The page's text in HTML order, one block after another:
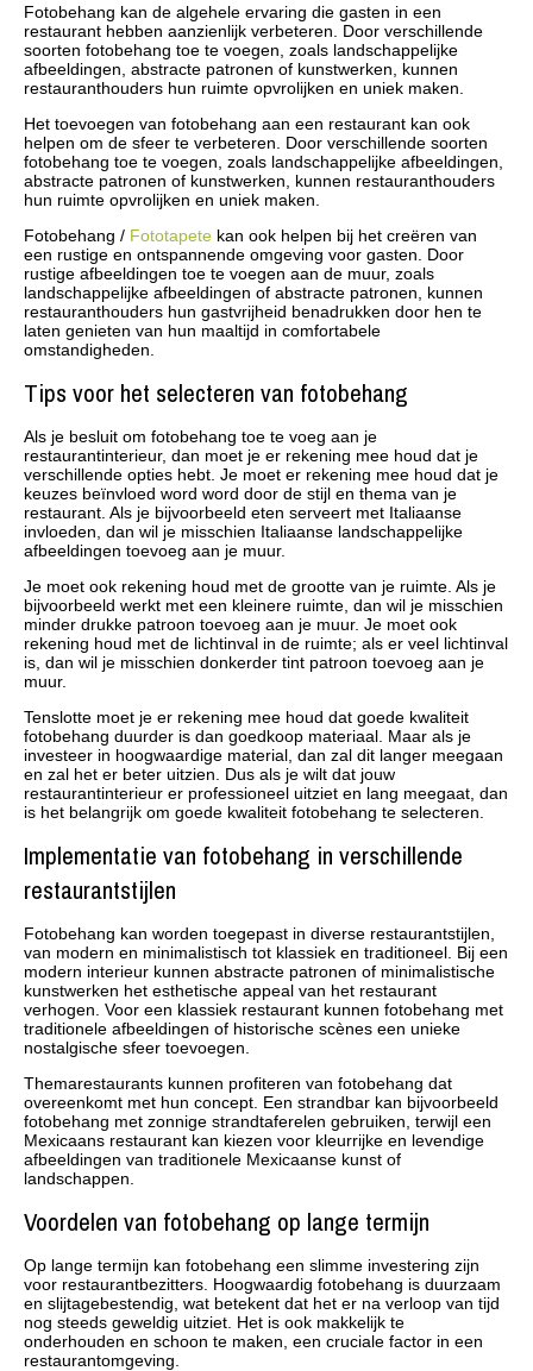
Fotobehang kan de algehele ervaring die gasten in een
restaurant hebben aanzienlijk verbeteren. Door verschillende
soorten fotobehang toe te voegen, zoals landschappelijke
afbeeldingen, abstracte patronen of kunstwerken, kunnen
restauranthouders hun ruimte opvrolijken en uniek maken.
Het toevoegen van fotobehang aan een restaurant kan ook
helpen om de sfeer te verbeteren. Door verschillende soorten
fotobehang toe te voegen, zoals landschappelijke afbeeldingen,
abstracte patronen of kunstwerken, kunnen restauranthouders
hun ruimte opvrolijken en uniek maken.
Fotobehang / Fototapete kan ook helpen bij het creëren van
een rustige en ontspannende omgeving voor gasten. Door
rustige afbeeldingen toe te voegen aan de muur, zoals
landschappelijke afbeeldingen of abstracte patronen, kunnen
restauranthouders hun gastvrijheid benadrukken door hen te
laten genieten van hun maaltijd in comfortabele
omstandigheden.
Tips voor het selecteren van fotobehang
Als je besluit om fotobehang toe te voeg aan je
restaurantinterieur, dan moet je er rekening mee houd dat je
verschillende opties hebt. Je moet er rekening mee houd dat je
keuzes beïnvloed word word door de stijl en thema van je
restaurant. Als je bijvoorbeeld eten serveert met Italiaanse
invloeden, dan wil je misschien Italiaanse landschappelijke
afbeeldingen toevoeg aan je muur.
Je moet ook rekening houd met de grootte van je ruimte. Als je
bijvoorbeeld werkt met een kleinere ruimte, dan wil je misschien
minder drukke patroon toevoeg aan je muur. Je moet ook
rekening houd met de lichtinval in de ruimte; als er veel lichtinval
is, dan wil je misschien donkerder tint patroon toevoeg aan je
muur.
Tenslotte moet je er rekening mee houd dat goede kwaliteit
fotobehang duurder is dan goedkoop materiaal. Maar als je
investeer in hoogwaardige material, dan zal dit langer meegaan
en zal het er beter uitzien. Dus als je wilt dat jouw
restaurantinterieur er professioneel uitziet en lang meegaat, dan
is het belangrijk om goede kwaliteit fotobehang te selecteren.
Implementatie van fotobehang in verschillende
restaurantstijlen
Fotobehang kan worden toegepast in diverse restaurantstijlen,
van modern en minimalistisch tot klassiek en traditioneel. Bij een
modern interieur kunnen abstracte patronen of minimalistische
kunstwerken het esthetische appeal van het restaurant
verhogen. Voor een klassiek restaurant kunnen fotobehang met
traditionele afbeeldingen of historische scènes een unieke
nostalgische sfeer toevoegen.
Themarestaurants kunnen profiteren van fotobehang dat
overeenkomt met hun concept. Een strandbar kan bijvoorbeeld
fotobehang met zonnige strandtaferelen gebruiken, terwijl een
Mexicaans restaurant kan kiezen voor kleurrijke en levendige
afbeeldingen van traditionele Mexicaanse kunst of
landschappen.
Voordelen van fotobehang op lange termijn
Op lange termijn kan fotobehang een slimme investering zijn
voor restaurantbezitters. Hoogwaardig fotobehang is duurzaam
en slijtagebestendig, wat betekent dat het er na verloop van tijd
nog steeds geweldig uitziet. Het is ook makkelijk te
onderhouden en schoon te maken, een cruciale factor in een
restaurantomgeving.